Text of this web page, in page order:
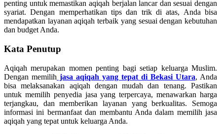
penting untuk memastikan aqiqah berjalan lancar dan sesuai dengan
syariat. Dengan memperhatikan tips dan trik di atas, Anda bisa
mendapatkan layanan aqiqah terbaik yang sesuai dengan kebutuhan
dan budget Anda.
Kata Penutup
Aqiqah merupakan momen penting bagi setiap keluarga Muslim.
Dengan memilih jasa aqiqah yang tepat di Bekasi Utara, Anda
bisa melaksanakan aqiqah dengan mudah dan tenang. Pastikan
untuk memilih penyedia jasa yang terpercaya, menawarkan harga
terjangkau, dan memberikan layanan yang berkualitas. Semoga
informasi ini bermanfaat dan membantu Anda dalam memilih jasa
aqiqah yang tepat untuk keluarga Anda.